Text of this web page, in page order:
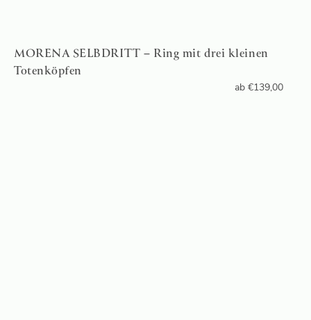
MORENA SELBDRITT – Ring mit drei kleinen
Totenköpfen
ab €139,00